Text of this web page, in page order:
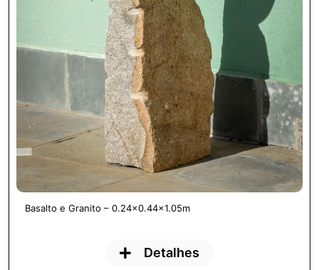
Basalto e Granito – 0.24×0.44×1.05m
Detalhes